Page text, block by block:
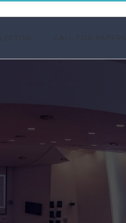
LECTORI CALL FOR PAPERS